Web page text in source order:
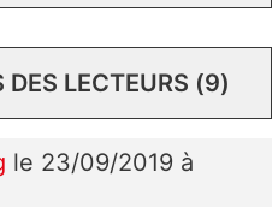
DES LECTEURS (9)
le 23/09/2019 à